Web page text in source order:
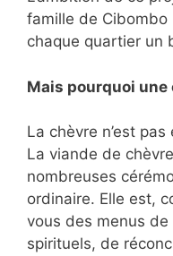
famille de Cibombo
chaque quartier un
Mais pourquoi une
La chèvre n’est
La viande de
nombreuses
ordinaire. Elle est,
vous des menus
spirituels, de